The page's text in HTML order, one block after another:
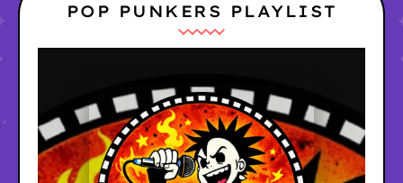
POP PUNKERS PLAYLIST